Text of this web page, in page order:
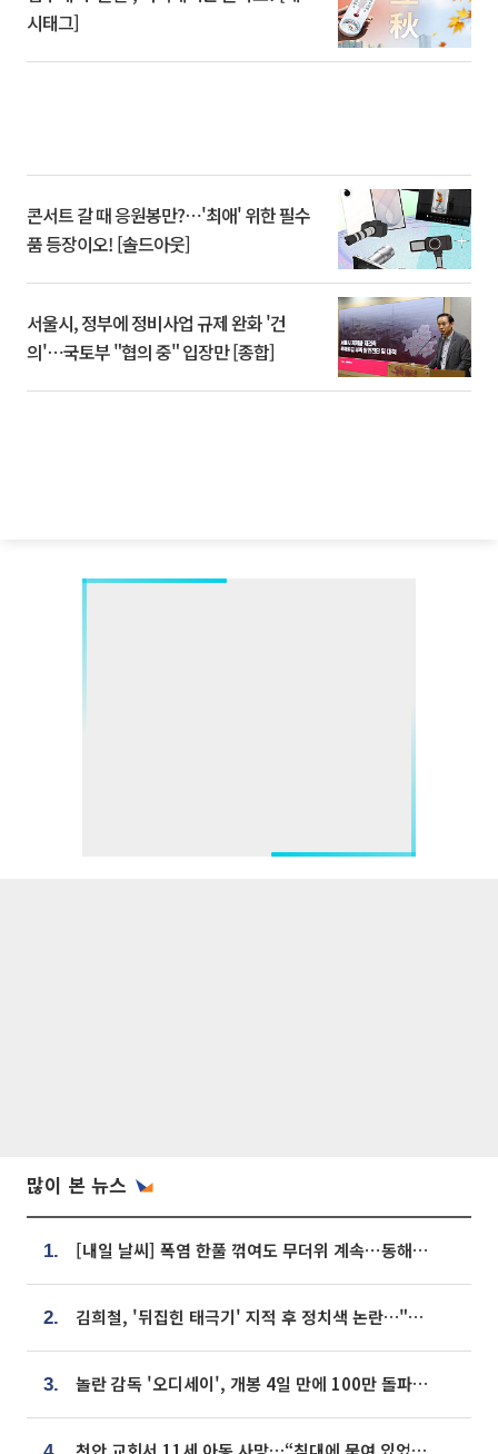
시태그]
콘서트 갈 때 응원봉만?⋯'최애' 위한 필수
품 등장이오! [솔드아웃]
서울시, 정부에 정비사업 규제 완화 '건
의'⋯국토부 "협의 중" 입장만 [종합]
많이 본 뉴스
1. [내일 날씨] 폭염 한풀 꺾여도 무더위 계속⋯동해안 이틀 연속 비
2. 김희철, '뒤집힌 태극기' 지적 후 정치색 논란…"좌우 떠나 우리나라 국기"
3. 놀란 감독 '오디세이', 개봉 4일 만에 100만 돌파⋯'왕사남' 보다 빠르다